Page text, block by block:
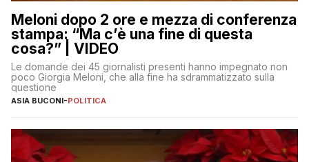
Meloni dopo 2 ore e mezza di conferenza
stampa: “Ma c’è una fine di questa
cosa?” | VIDEO
Le domande dei 45 giornalisti presenti hanno impegnato non
poco Giorgia Meloni, che alla fine ha sdrammatizzato sulla
questione
ASIA BUCONI-POLITICA